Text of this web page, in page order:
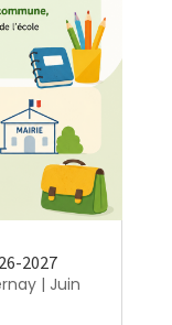
2027
| Juin